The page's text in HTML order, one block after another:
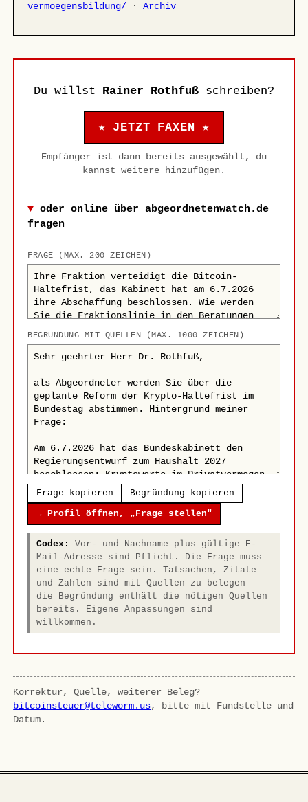
vermoegensbildung/ ·Archiv
Du willst Rainer Rothfuß schreiben?
★ JETZT FAXEN ★
Empfänger ist dann bereits ausgewählt, du
kannst weitere hinzufügen.
oder online über abgeordnetenwatch.de
fragen
FRAGE (MAX. 200 ZEICHEN)
BEGRÜNDUNG MIT QUELLEN (MAX. 1000 ZEICHEN)
Frage kopieren Begründung kopieren
→ Profil öffnen, „Frage stellen"
Codex:
Vor- und Nachname plus gültige E-
Mail-Adresse sind Pflicht. Die Frage muss
eine echte Frage sein. Tatsachen, Zitate
und Zahlen sind mit Quellen zu belegen —
die Begründung enthält die nötigen Quellen
bereits. Eigene Anpassungen sind
willkommen.
Korrektur, Quelle, weiterer Beleg?
bitcoinsteuer@teleworm.us, bitte mit Fundstelle und
Datum.